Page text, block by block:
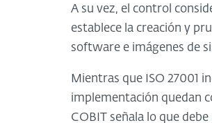
A su vez, el control
establece la creación y
software e imágenes de
Mientras que ISO 27001
implementación quedan
COBIT señala lo que